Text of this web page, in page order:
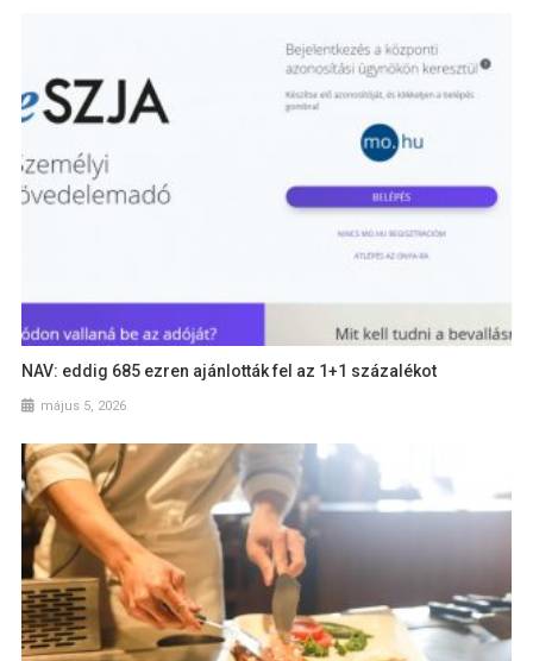
NAV: eddig 685 ezren ajánlották fel az 1+1 százalékot
május 5, 2026